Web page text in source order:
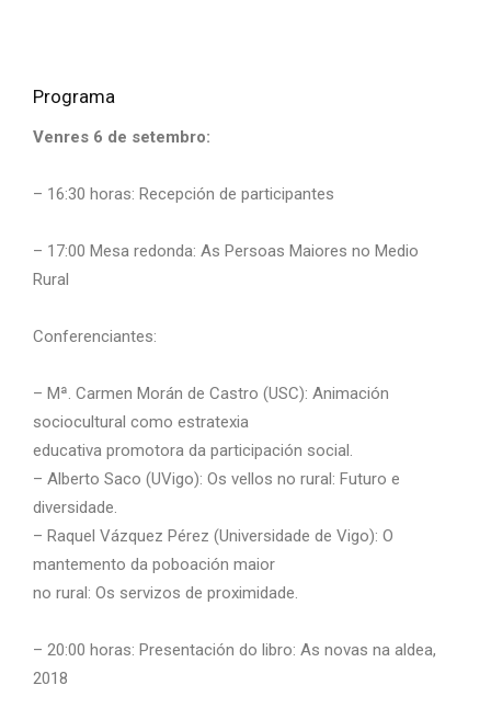
Programa
Venres 6 de setembro:
– 16:30 horas: Recepción de participantes
– 17:00 Mesa redonda: As Persoas Maiores no Medio
Rural
Conferenciantes:
– Mª. Carmen Morán de Castro (USC): Animación
sociocultural como estratexia
educativa promotora da participación social.
– Alberto Saco (UVigo): Os vellos no rural: Futuro e
diversidade.
– Raquel Vázquez Pérez (Universidade de Vigo): O
mantemento da poboación maior
no rural: Os servizos de proximidade.
– 20:00 horas: Presentación do libro: As novas na aldea,
2018